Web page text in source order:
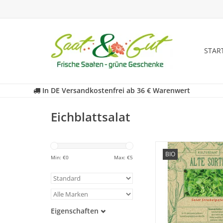
In DE Versandkostenfrei ab 36 € Warenwert
Eichblattsalat
Min: €0 Max: €5
Eigenschaften
BIO
Entdecken Sie
historischen
der fast in
ist!
ZUM WARENKORB